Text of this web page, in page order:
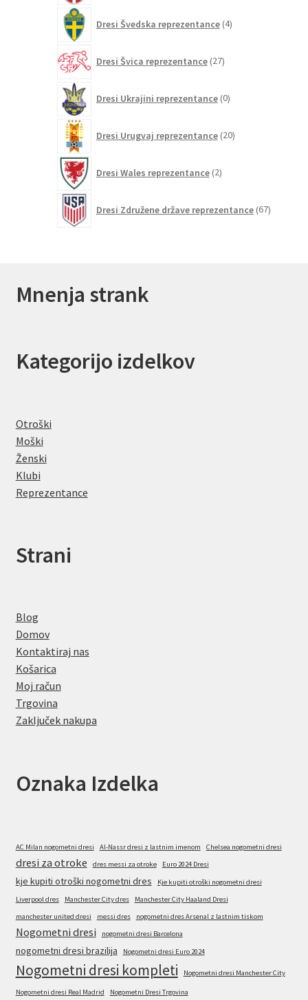
Dresi Švedska reprezentance 4izdelki
Dresi Švica reprezentance 27izdelkov
Dresi Ukrajini reprezentance 0izdelkov
Dresi Urugvaj reprezentance 20izdelkov
Dresi Wales reprezentance 2izdelka
Dresi Združene države reprezentance 67izdelkov
Mnenja strank
Kategorijo izdelkov
Otroški
Moški
Ženski
Klubi
Reprezentance
Strani
Blog
Domov
Kontaktiraj nas
Košarica
Moj račun
Trgovina
Zaključek nakupa
Oznaka Izdelka
AC Milan nogometni dresi Al-Nassr dresi z lastnim imenom Chelsea nogometni dresi
dresi za otroke dres messi za otroke Euro 2024 Dresi
kje kupiti otroški nogometni dres
Kje kupiti otroški nogometni dresi
Liverpool dres
Manchester City dres
Manchester City Haaland Dresi
manchester united dresi
messi dres nogometni dres Arsenal z lastnim tiskom
Nogometni dresi nogometni dresi Barcelona
nogometni dresi brazilija Nogometni dresi Euro 2024
Nogometni dresi kompleti Nogometni dresi Manchester City
Nogometni dresi Real Madrid Nogometni Dresi Trgovina